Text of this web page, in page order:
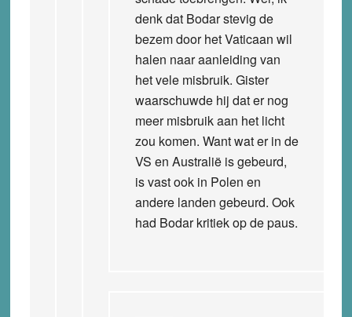
denk dat Bodar stevig de
bezem door het Vaticaan wil
halen naar aanleiding van
het vele misbruik. Gister
waarschuwde hij dat er nog
meer misbruik aan het licht
zou komen. Want wat er in de
VS en Australië is gebeurd,
is vast ook in Polen en
andere landen gebeurd. Ook
had Bodar kritiek op de paus.